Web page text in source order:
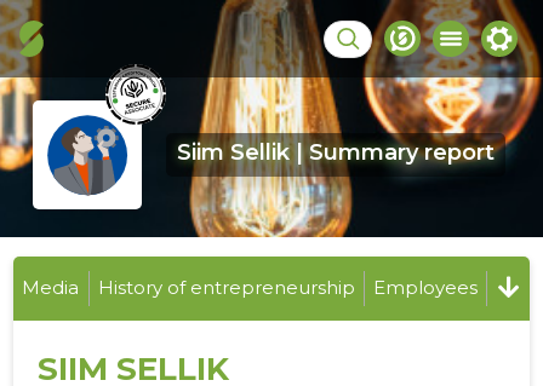
Siim Sellik | Summary report
Media History of entrepreneurship Employees
SIIM SELLIK